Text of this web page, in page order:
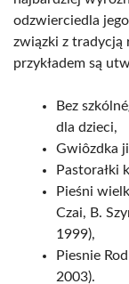
odzwierciedla
związki z tradycją
przykładem są
Bez
dla dzieci,
Gwiôzdka
Pastorałki
Pieśni
Czai, B.
1999),
Piesnie
2003).